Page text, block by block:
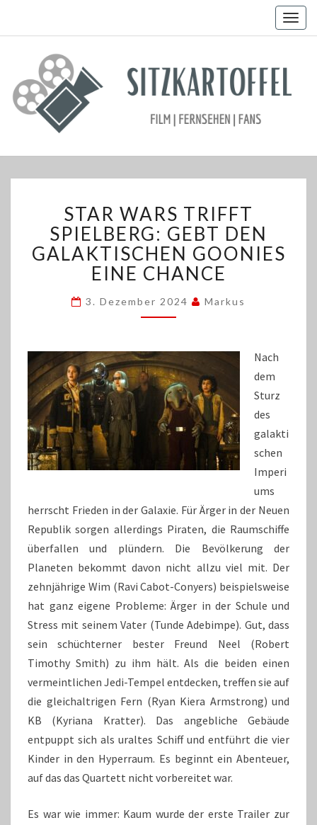
WARS
TRIFFT
SPIELBERG:
GEBT
DEN
GOONIES
EINE
STAR WARS TRIFFT
SPIELBERG: GEBT DEN
GALAKTISCHEN GOONIES
EINE CHANCE
3. Dezember 2024 Markus
Nach
dem
Sturz
des
galakti
schen
Imperi
ums
herrscht Frieden in der Galaxie. Für Ärger in der Neuen
Republik sorgen allerdings Piraten, die Raumschiffe
überfallen und plündern. Die Bevölkerung der
Planeten bekommt davon nicht allzu viel mit. Der
zehnjährige Wim (Ravi Cabot-Conyers) beispielsweise
hat ganz eigene Probleme: Ärger in der Schule und
Stress mit seinem Vater (Tunde Adebimpe). Gut, dass
sein schüchterner bester Freund Neel (Robert
Timothy Smith) zu ihm hält. Als die beiden einen
vermeintlichen Jedi-Tempel entdecken, treffen sie auf
die gleichaltrigen Fern (Ryan Kiera Armstrong) und
KB (Kyriana Kratter). Das angebliche Gebäude
entpuppt sich als uraltes Schiff und entführt die vier
Kinder in den Hyperraum. Es beginnt ein Abenteuer,
auf das das Quartett nicht vorbereitet war.
Es war wie immer: Kaum wurde der erste Trailer zur